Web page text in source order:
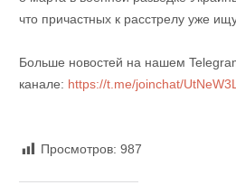
что причастных к расстрелу уже
Больше новостей на нашем
канале: https://t.me/joinchat/
Просмотров: 987